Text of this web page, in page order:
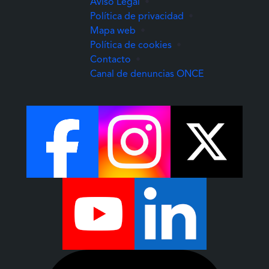
Aviso Legal
Política de privacidad
Mapa web
Política de cookies
Contacto
Canal de denuncias ONCE(Abre una